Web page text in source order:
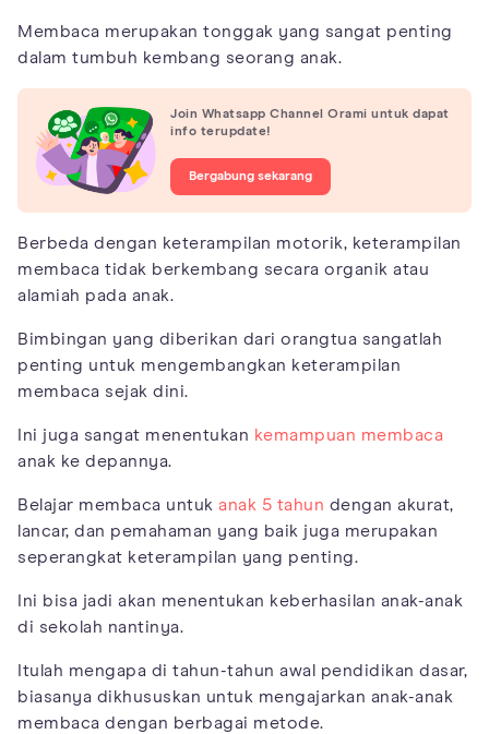
Membaca merupakan tonggak yang sangat penting
dalam tumbuh kembang seorang anak.
Join Whatsapp Channel Orami untuk dapat
info terupdate!
Bergabung sekarang
Berbeda dengan keterampilan motorik, keterampilan
membaca tidak berkembang secara organik atau
alamiah pada anak.
Bimbingan yang diberikan dari orangtua sangatlah
penting untuk mengembangkan keterampilan
membaca sejak dini.
Ini juga sangat menentukan kemampuan membaca
anak ke depannya.
Belajar membaca untuk anak 5 tahun dengan akurat,
lancar, dan pemahaman yang baik juga merupakan
seperangkat keterampilan yang penting.
Ini bisa jadi akan menentukan keberhasilan anak-anak
di sekolah nantinya.
Itulah mengapa di tahun-tahun awal pendidikan dasar,
biasanya dikhususkan untuk mengajarkan anak-anak
membaca dengan berbagai metode.